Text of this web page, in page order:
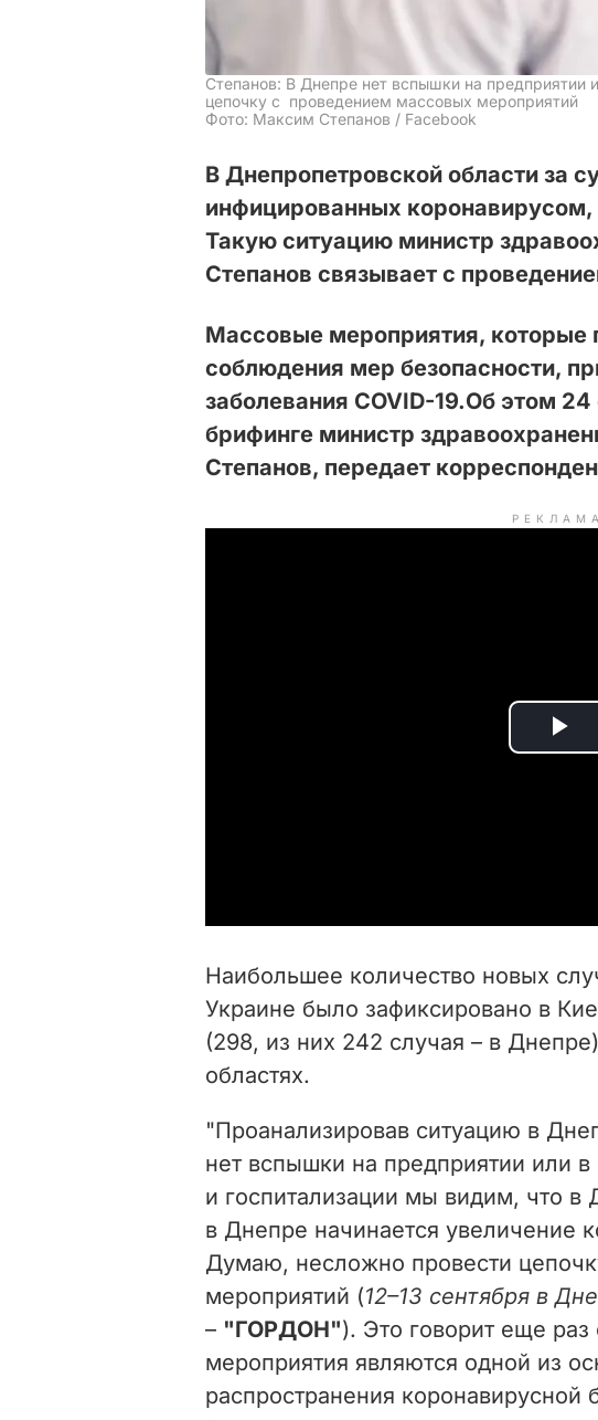
Степанов: В Днепре нет вспышки на предприятии
цепочку с проведением массовых мероприятий
Фото: Максим Степанов / Facebook
В Днепропетровской области за
инфицированных коронавирусом,
Такую ситуацию министр
Степанов связывает с
Массовые мероприятия, которые
соблюдения мер безопасности,
заболевания COVID-19.Об этом 24
брифинге министр
Степанов, передает
РЕКЛАМА
P
i
d
o
Наибольшее количество новых
Украине было зафиксировано в
(298, из них 242 случая – в
областях.
"Проанализировав ситуацию в
нет вспышки на предприятии или
и госпитализации мы видим, что в
в Днепре начинается увеличение
Думаю, несложно провести
мероприятий (12–13 сентября в
– "ГОРДОН"). Это говорит еще
мероприятия являются одной из
распространения коронавирусной